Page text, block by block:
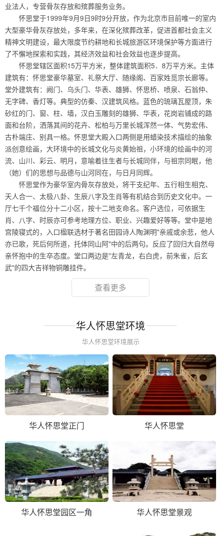
业法人，专营骨灰存放和殡葬服务业务。
怀思堂于1999年9月9日9时9分开放，作为北京市目前唯一的室内
大型豪华骨灰存放处，多年来，在深化殡葬改革，促进首都社会主义
精神文明建设，最大限度节约耕地和长城旅游区环境保护等方面进行
了不懈地探索和实践，其经济效益和社会效益也逐步提高。
怀思堂辖区面积15万平方米，整体建筑面积5．8万平方米。主体
建筑有：怀思堂豪华墓室、礼祭大厅、随缘阁、百家姓觅宗长廊等。
堂外建筑有：阙门、乌头门、华表、雄狮、怀思桥、喷泉、石翁仲、
无字碑、香灯等。典型的仿秦、汉建筑风格。蓝色的琉璃瓦屋顶，朱
砂红的门、窗、柱、墙，汉白玉雕刻的雄狮、华表，花岗岩铺成的路
面和台阶，洒落其间的花卉、松柏与万里长城浑然一体、气势宏伟、
古朴端庄、别具一格。怀思堂大殿入口两侧是用蜡染技术描绘的抽象
派创意绘画，大环境中的长城文化与炎黄始祖，小环境的绘画中的河
流、山川、彩云、明月，意喻着往生者与长城同伴，与祖宗同眠，他
（她）们的思想与品德与山河同在，与日月同辉。
怀思堂作为豪华室内骨灰存放处，将干支纪年、五行相生相克、
天人合一、太极八卦、生辰八字及生肖等有机结合到历史文化中。一
厅七千个福位分十二小区，按十二地支命名。客户选位，可依据生
肖、八字、时辰亦可参考地理方位、职业、兴趣爱好等等。堂中是地
宫陵寝式的，入口楹联选材于著名田园诗人陶渊明"亲戚或余悲，他人
亦已歌，死后何所道，托体同山阿"中的后两句。反应了回归大自然母
亲怀抱中的生卒态度。堂口两边是"左青龙，右白虎，前朱雀，后玄
武"的四大吉祥物铜雕挂件。
查看更多
华人怀思堂环境
华人怀思堂环境展示
华人怀思堂正门 华人怀思堂
华人怀思堂园区一角 华人怀思堂景观